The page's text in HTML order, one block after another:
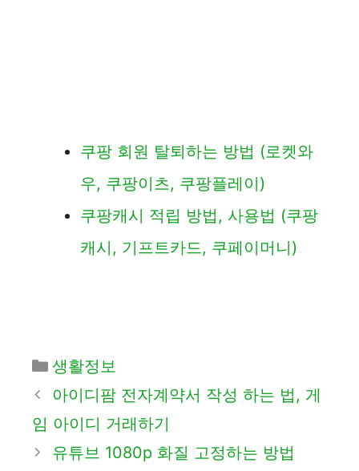
쿠팡 회원 탈퇴하는 방법 (로켓와
우, 쿠팡이츠, 쿠팡플레이)
쿠팡캐시 적립 방법, 사용법 (쿠팡
캐시, 기프트카드, 쿠페이머니)
카
테
리
생활정보
아이디팜 전자계약서 작성 하는 법, 게
임 아이디 거래하기
유튜브 1080p 화질 고정하는 방법